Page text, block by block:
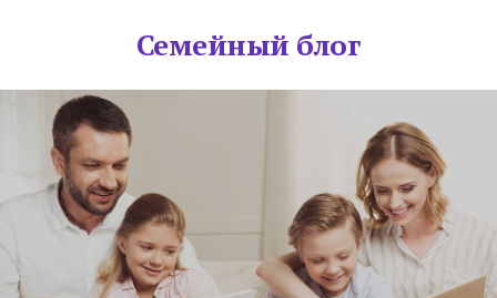
Семейный блог